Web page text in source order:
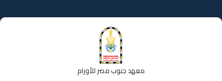
إلى
المحتوى
معهد جنوب مصر للأورام